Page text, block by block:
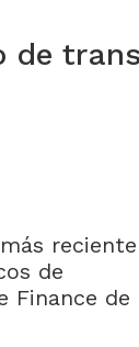
de
reciente
de
Finance de